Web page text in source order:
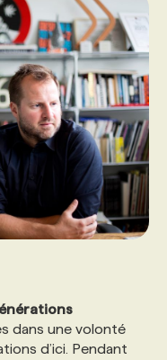
dans une volonté
d’ici. Pendant